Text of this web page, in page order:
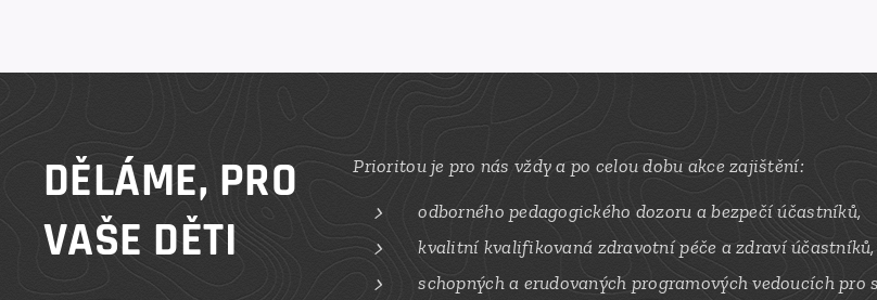
DĚLÁME, PRO
VAŠE DĚTI
Prioritou je pro nás vždy a po celou dobu akce zajištění:
odborného pedagogického dozoru a bezpečí účastníků,
kvalitní kvalifikovaná zdravotní péče a zdraví účastníků,
schopných a erudovaných programových vedoucích pro